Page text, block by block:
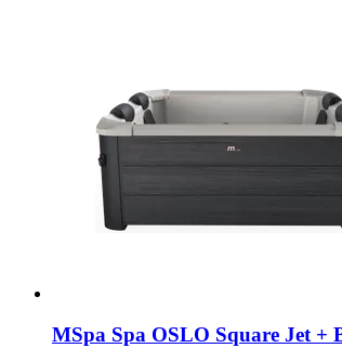
MSpa Spa OSLO Square Jet +